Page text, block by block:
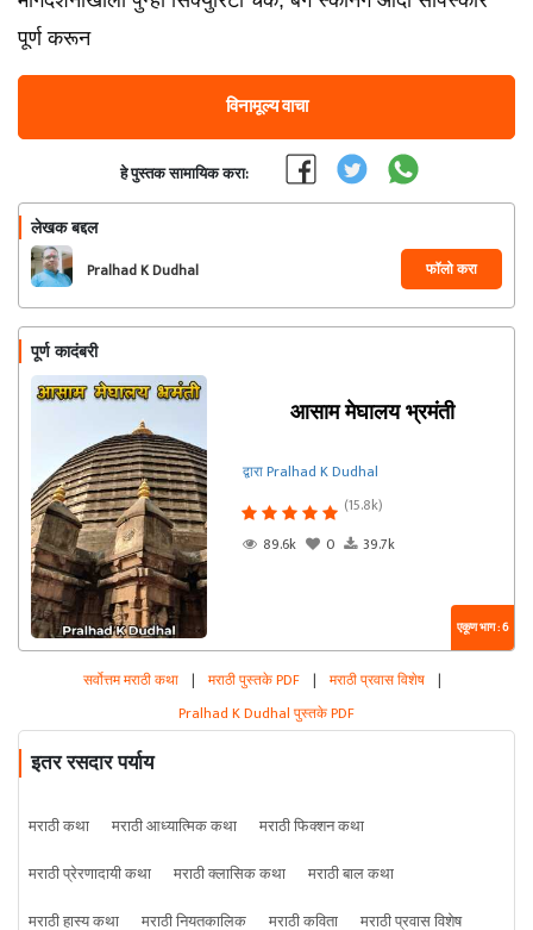
पूर्ण करून
विनामूल्य वाचा
हे पुस्तक सामायिक करा:
लेखक बद्दल
Pralhad K Dudhal फॉलो करा
पूर्ण कादंबरी
आसाम मेघालय भ्रमंती
द्वारा Pralhad K Dudhal
(15.8k)
89.6k
0 39.7k
एकूण भाग : 6
सर्वोत्तम मराठी कथा | मराठी पुस्तके PDF | मराठी प्रवास विशेष |
Pralhad K Dudhal पुस्तके PDF
इतर रसदार पर्याय
मराठी कथा मराठी आध्यात्मिक कथा
मराठी फिक्शन कथा
मराठी प्रेरणादायी कथा
मराठी क्लासिक कथा
मराठी बाल कथा
मराठी हास्य कथा
मराठी नियतकालिक मराठी कविता मराठी प्रवास विशेष